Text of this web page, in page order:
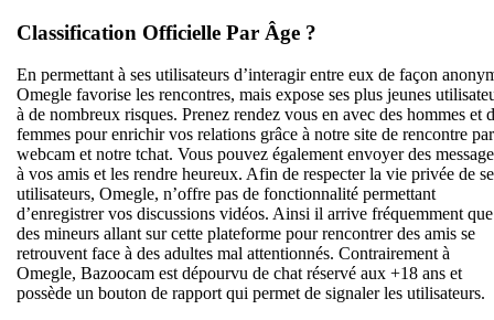
Classification Officielle Par Âge ?
En permettant à ses utilisateurs d’interagir entre eux de façon
Omegle favorise les rencontres, mais expose ses plus jeunes
à de nombreux risques. Prenez rendez vous en avec des hommes et
femmes pour enrichir vos relations grâce à notre site de rencontre par
webcam et notre tchat. Vous pouvez également envoyer des
à vos amis et les rendre heureux. Afin de respecter la vie privée de
utilisateurs, Omegle, n’offre pas de fonctionnalité permettant
d’enregistrer vos discussions vidéos. Ainsi il arrive fréquemment que
des mineurs allant sur cette plateforme pour rencontrer des amis se
retrouvent face à des adultes mal attentionnés. Contrairement à
Omegle, Bazoocam est dépourvu de chat réservé aux +18 ans et
possède un bouton de rapport qui permet de signaler les utilisateurs.